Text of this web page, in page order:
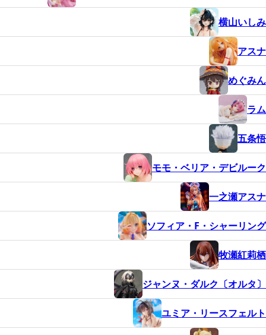
横山いしみ
アスナ
めぐみん
ラム
五条悟
モモ・ベリア・デビルーク
一之瀬アスナ
ソフィア・F・シャーリング
牧瀬紅莉栖
ジャンヌ・ダルク〔オルタ〕
ユミア・リースフェルト